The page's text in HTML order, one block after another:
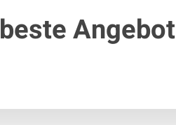
beste Angebot